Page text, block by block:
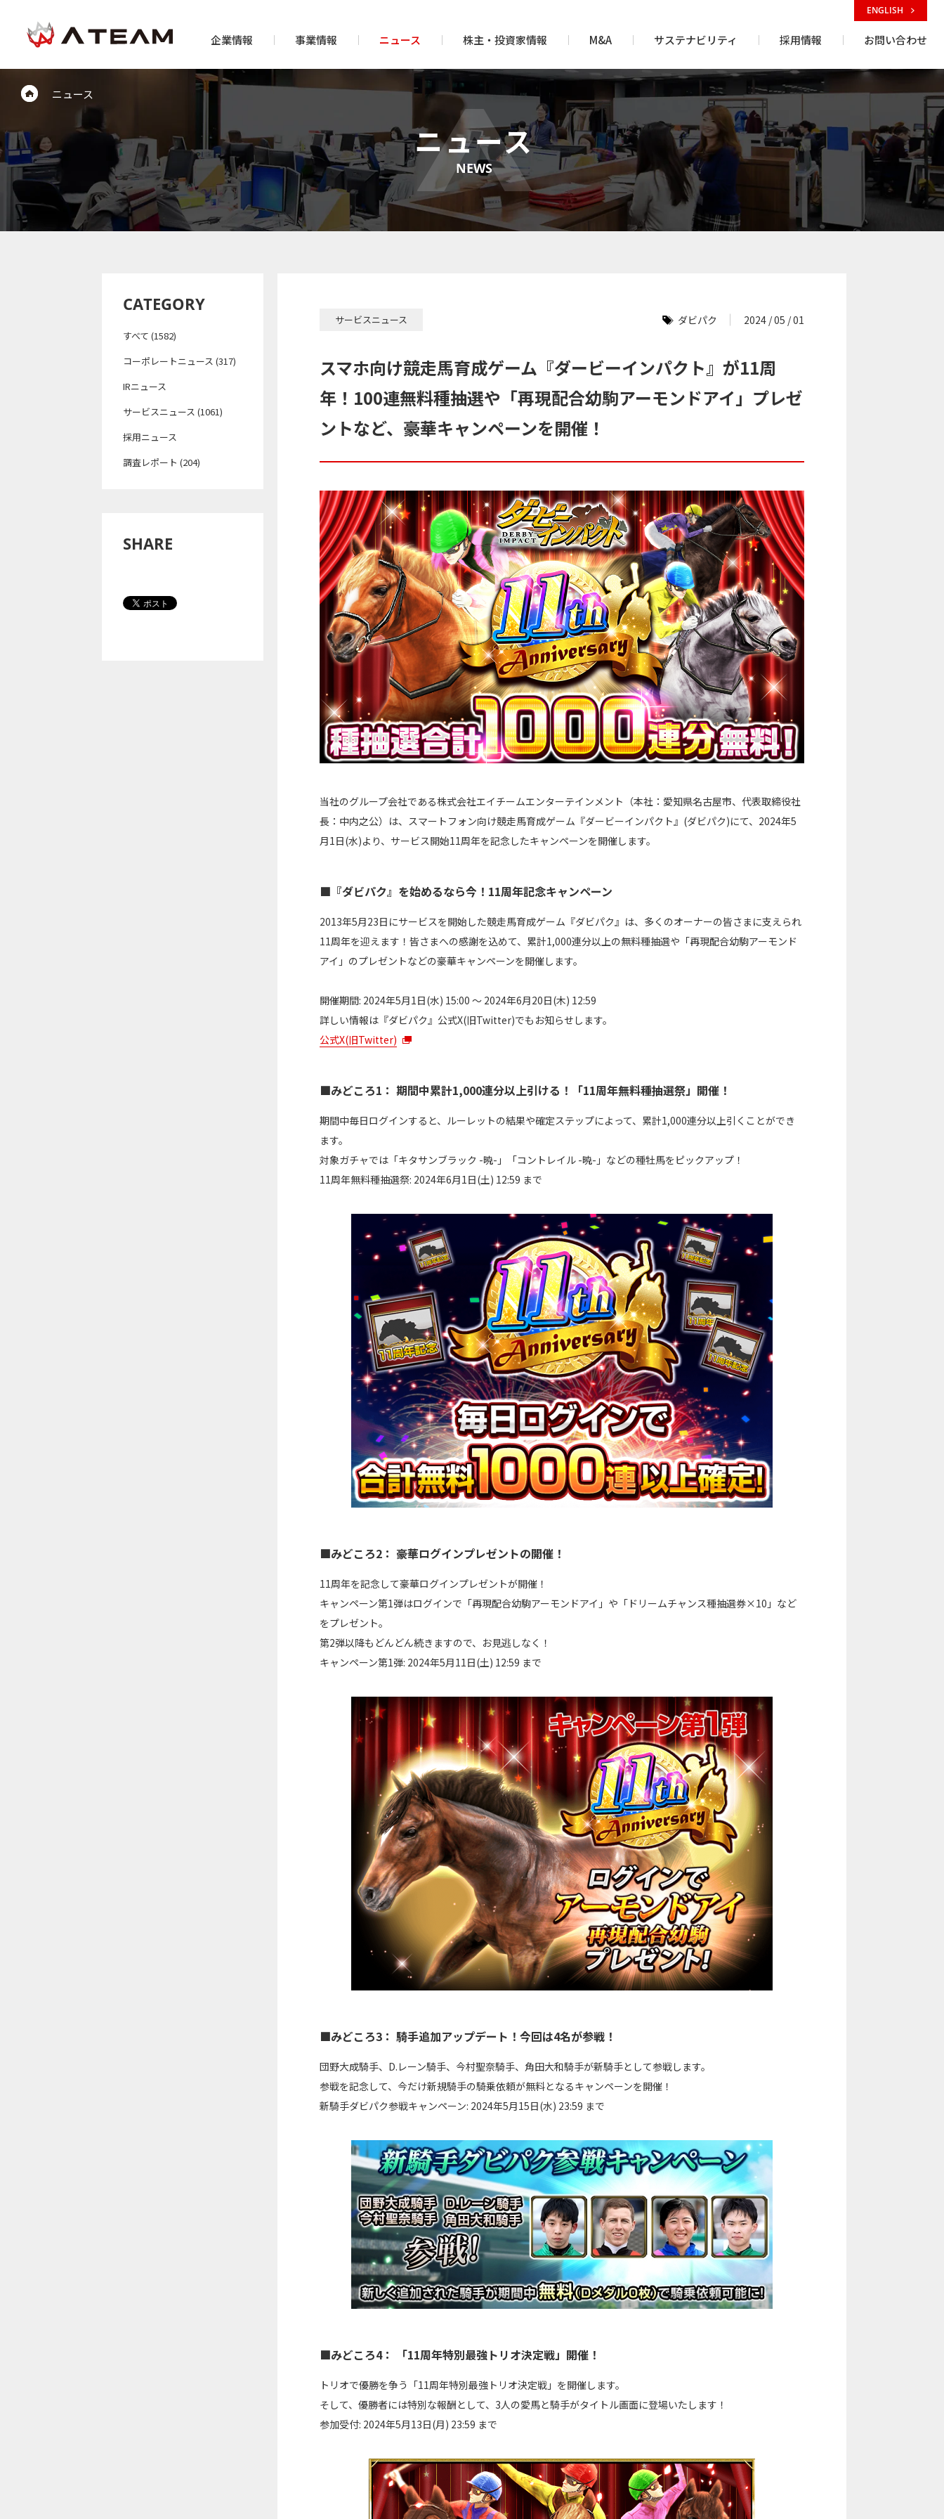
企業情報 事業情報 ニュース 株主・投資家情報 M&A サステナビリティ 採用情報 お問い合わせ
ENGLISH
ニュース
ニュース
NEWS
CATEGORY
すべて (1582)
コーポレートニュース (317)
IRニュース
サービスニュース (1061)
採用ニュース
調査レポート (204)
SHARE
サービスニュース ダビパク 2024 / 05 / 01
スマホ向け競走馬育成ゲーム『ダービーインパクト』が11周
年！100連無料種抽選や「再現配合幼駒アーモンドアイ」プレゼ
ントなど、豪華キャンペーンを開催！
当社のグループ会社である株式会社エイチームエンターテインメント（本社：愛知県名古屋市、代表取締役社
長：中内之公）は、スマートフォン向け競走馬育成ゲーム『ダービーインパクト』(ダビパク)にて、2024年5
月1日(水)より、サービス開始11周年を記念したキャンペーンを開催します。
■『ダビパク』を始めるなら今！11周年記念キャンペーン
2013年5月23日にサービスを開始した競走馬育成ゲーム『ダビパク』は、多くのオーナーの皆さまに支えられ
11周年を迎えます！皆さまへの感謝を込めて、累計1,000連分以上の無料種抽選や「再現配合幼駒アーモンド
アイ」のプレゼントなどの豪華キャンペーンを開催します。
開催期間: 2024年5月1日(水) 15:00 ～ 2024年6月20日(木) 12:59
詳しい情報は『ダビパク』公式X(旧Twitter)でもお知らせします。
公式X(旧Twitter)
■みどころ1： 期間中累計1,000連分以上引ける！「11周年無料種抽選祭」開催！
期間中毎日ログインすると、ルーレットの結果や確定ステップによって、累計1,000連分以上引くことができ
ます。
対象ガチャでは「キタサンブラック -暁-」「コントレイル -暁-」などの種牡馬をピックアップ！
11周年無料種抽選祭: 2024年6月1日(土) 12:59 まで
■みどころ2： 豪華ログインプレゼントの開催！
11周年を記念して豪華ログインプレゼントが開催！
キャンペーン第1弾はログインで「再現配合幼駒アーモンドアイ」や「ドリームチャンス種抽選券×10」など
をプレゼント。
第2弾以降もどんどん続きますので、お見逃しなく！
キャンペーン第1弾: 2024年5月11日(土) 12:59 まで
■みどころ3： 騎手追加アップデート！今回は4名が参戦！
団野大成騎手、D.レーン騎手、今村聖奈騎手、角田大和騎手が新騎手として参戦します。
参戦を記念して、今だけ新規騎手の騎乗依頼が無料となるキャンペーンを開催！
新騎手ダビパク参戦キャンペーン: 2024年5月15日(水) 23:59 まで
■みどころ4： 「11周年特別最強トリオ決定戦」開催！
トリオで優勝を争う「11周年特別最強トリオ決定戦」を開催します。
そして、優勝者には特別な報酬として、3人の愛馬と騎手がタイトル画面に登場いたします！
参加受付: 2024年5月13日(月) 23:59 まで